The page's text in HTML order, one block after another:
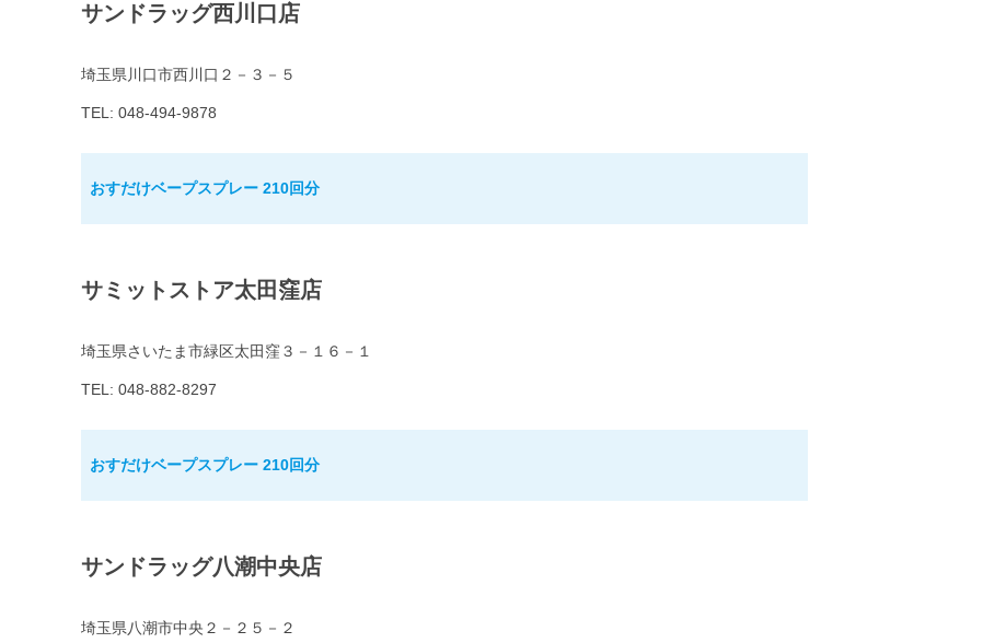
サンドラッグ西川口店
埼玉県川口市西川口２－３－５
TEL: 048-494-9878
おすだけベープスプレー 210回分
サミットストア太田窪店
埼玉県さいたま市緑区太田窪３－１６－１
TEL: 048-882-8297
おすだけベープスプレー 210回分
サンドラッグ八潮中央店
埼玉県八潮市中央２－２５－２